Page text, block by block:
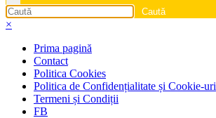
×
Prima pagină
Contact
Politica Cookies
Politica de Confidențialitate și Cookie-uri
Termeni și Condiții
FB